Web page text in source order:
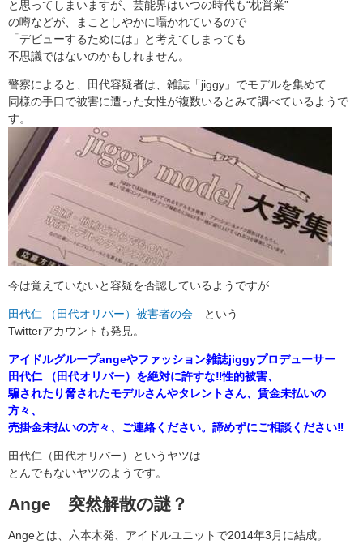
と思ってしまいますが、芸能界はいつの時代も“枕営業”
の噂などが、まことしやかに囁かれているので
「デビューするためには」と考えてしまっても
不思議ではないのかもしれません。
警察によると、田代容疑者は、雑誌「jiggy」でモデルを集めて
同様の手口で被害に遭った女性が複数いるとみて調べているようで
す。
今は覚えていないと容疑を否認しているようですが
田代仁 （田代オリバー）被害者の会 という
Twitterアカウントも発見。
アイドルグループangeやファッション雑誌jiggyプロデューサー
田代仁 （田代オリバー）を絶対に許すな‼︎性的被害、
騙されたり脅されたモデルさんやタレントさん、賃金未払いの
方々、
売掛金未払いの方々、ご連絡ください。諦めずにご相談ください‼︎
田代仁（田代オリバー）というヤツは
とんでもないヤツのようです。
Ange 突然解散の謎？
Angeとは、六本木発、アイドルユニットで2014年3月に結成。